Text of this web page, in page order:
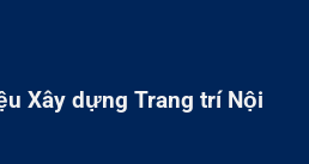
Xây dựng Trang trí Nội